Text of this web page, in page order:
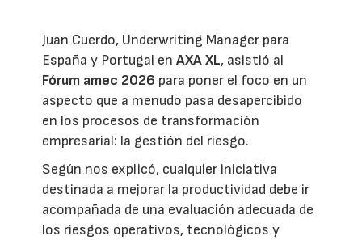
Juan Cuerdo, Underwriting Manager para
España y Portugal enAXA XL, asistió al
Fórum amec 2026 para poner el foco en un
aspecto que a menudo pasa desapercibido
en los procesos de transformación
empresarial: la gestión del riesgo.
Según nos explicó, cualquier iniciativa
destinada a mejorar la productividad debe ir
acompañada de una evaluación adecuada de
los riesgos operativos, tecnológicos y